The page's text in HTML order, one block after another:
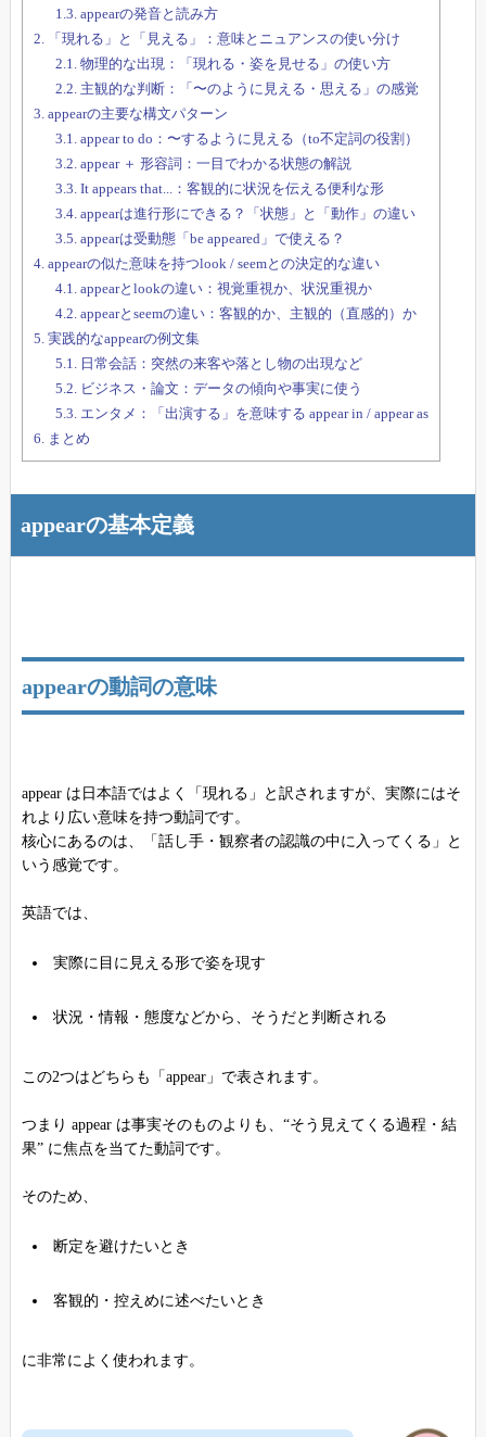
1.3. appearの発音と読み方
2.
「現れる」と「見える」：意味とニュアンスの使い分け
2.1. 物理的な出現：「現れる・姿を見せる」の使い方
2.2. 主観的な判断：「〜のように見える・思える」の感覚
3. appearの主要な構文パターン
3.1. appear to do：〜するように見える（to不定詞の役割）
3.2. appear ＋ 形容詞：一目でわかる状態の解説
3.3. It appears that...：客観的に状況を伝える便利な形
3.4. appearは進行形にできる？「状態」と「動作」の違い
3.5. appearは受動態「be appeared」で使える？
4. appearの似た意味を持つlook / seemとの決定的な違い
4.1. appearとlookの違い：視覚重視か、状況重視か
4.2. appearとseemの違い：客観的か、主観的（直感的）か
5. 実践的なappearの例文集
5.1.
日常会話：突然の来客や落とし物の出現など
5.2. ビジネス・論文：データの傾向や事実に使う
5.3. エンタメ：「出演する」を意味する appear in / appear as
6.
まとめ
appearの基本定義
appearの動詞の意味
appear は日本語ではよく「現れる」と訳されますが、実際にはそ
れより広い意味を持つ動詞です。
核心にあるのは、「話し手・観察者の認識の中に入ってくる」と
いう感覚です。
英語では、
実際に目に見える形で姿を現す
状況・情報・態度などから、そうだと判断される
この2つはどちらも「appear」で表されます。
つまり appear は事実そのものよりも、“そう見えてくる過程・結
果” に焦点を当てた動詞です。
そのため、
断定を避けたいとき
客観的・控えめに述べたいとき
に非常によく使われます。